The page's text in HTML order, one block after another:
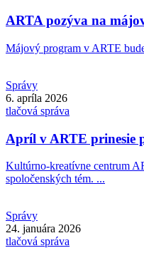
ARTA pozýva na
Májový program v ARTE
Správy
6. apríla 2026
tlačová správa
Apríl v ARTE prinesie
Kultúrno-kreatívne centrum
spoločenských tém. ...
Správy
24. januára 2026
tlačová správa